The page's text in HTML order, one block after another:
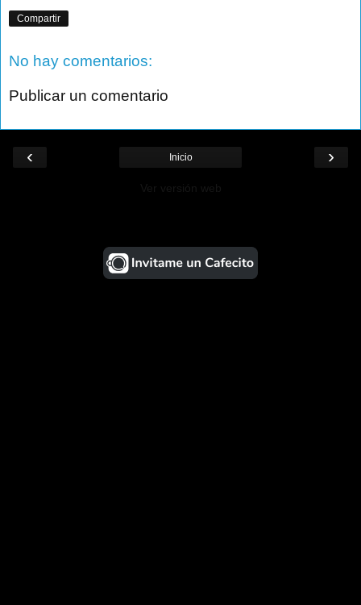
Compartir
No hay comentarios:
Publicar un comentario
‹ ›
Inicio